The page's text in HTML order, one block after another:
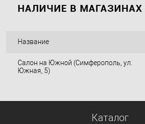
НАЛИЧИЕ В МАГАЗИНАХ
Название
Салон на Южной (Симферополь, ул.
Южная, 5)
Каталог